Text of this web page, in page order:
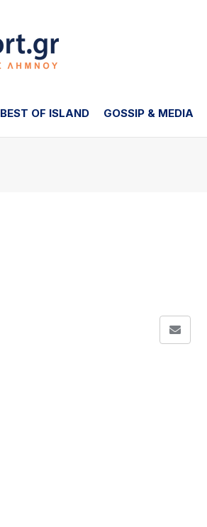
BEST OF ISLAND GOSSIP & MEDIA